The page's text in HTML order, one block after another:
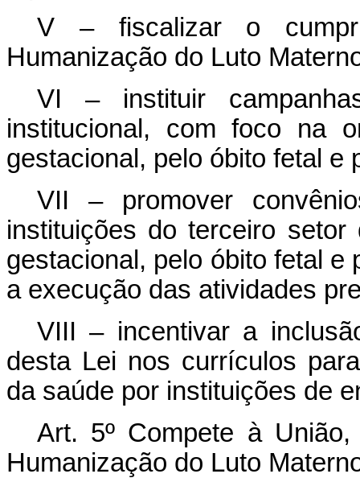
V – fiscalizar o
Humanização do Luto
VI – instituir
institucional, com foco na
gestacional, pelo óbito fetal e
VII – promover
instituições do terceiro
gestacional, pelo óbito fetal e
a execução das atividades
VIII – incentivar a
desta Lei nos currículos
da saúde por instituições de
Art. 5º Compete à
Humanização do Luto